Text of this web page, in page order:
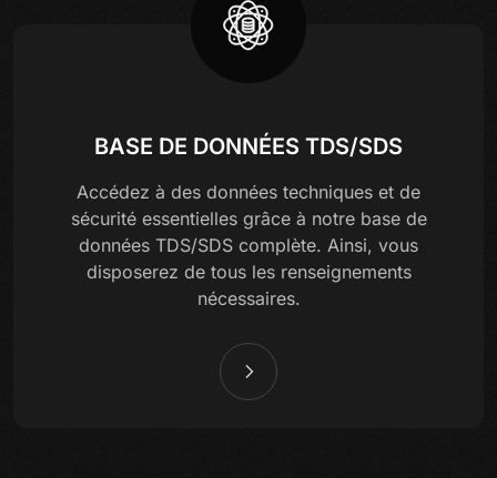
BASE DE DONNÉES TDS/SDS
Accédez à des données techniques et de
sécurité essentielles grâce à notre base de
données TDS/SDS complète. Ainsi, vous
disposerez de tous les renseignements
nécessaires.